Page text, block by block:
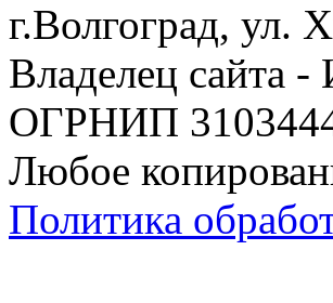
г.Волгоград, ул.
Владелец
ОГРНИП
Любое
Политика